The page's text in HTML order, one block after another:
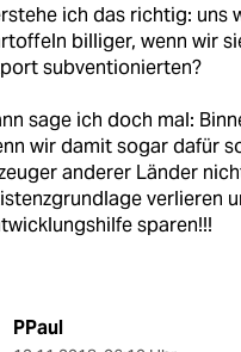
ich das richtig: uns
billiger, wenn wir
subventionierten?
sage ich doch mal:
wir damit sogar dafür
anderer Länder
verlieren
sparen!!!
PPaul